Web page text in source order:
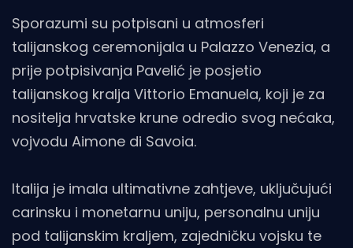
Sporazumi su potpisani u atmosferi
talijanskog ceremonijala u Palazzo Venezia, a
prije potpisivanja Pavelić je posjetio
talijanskog kralja Vittorio Emanuela, koji je za
nositelja hrvatske krune odredio svog nećaka,
vojvodu Aimone di Savoia.
Italija je imala ultimativne zahtjeve, uključujući
carinsku i monetarnu uniju, personalnu uniju
pod talijanskim kraljem, zajedničku vojsku te